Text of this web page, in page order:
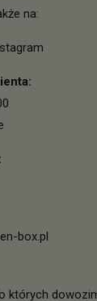
na:
box.pl
których